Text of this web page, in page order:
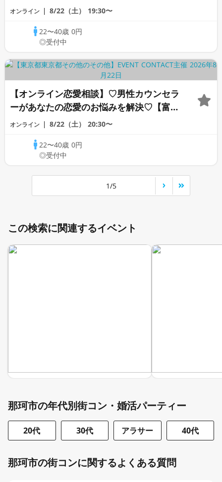
カウンセラー】
オンライン 8/22（土） 19:30〜
22〜40歳0円
◎受付中
【オンライン恋愛相談】♡男性カウンセラ
ーがあなたの恋愛のお悩みを解決♡【富沢
カウンセラー】
オンライン 8/22（土） 20:30〜
22〜40歳0円
◎受付中
1/5
この検索に関連するイベント
那珂市の年代別街コン・婚活パーティー
20代 30代 アラサー 40代
那珂市の街コンに関するよくある質問